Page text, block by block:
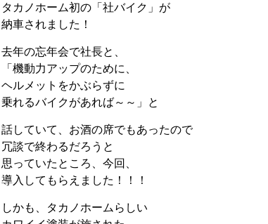
タカノホーム初の「社バイク」が
納車されました！
去年の忘年会で社長と、
「機動力アップのために、
ヘルメットをかぶらずに
乗れるバイクがあれば～～」と
話していて、お酒の席でもあったので
冗談で終わるだろうと
思っていたところ、今回、
導入してもらえました！！！
しかも、タカノホームらしい